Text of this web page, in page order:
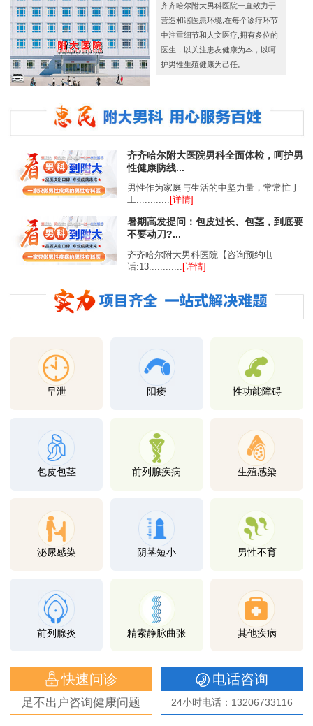
齐齐哈尔附大男科医院一直致力于
营造和谐医患环境,在每个诊疗环节
中注重细节和人文医疗,拥有多位的
医生，以关注患友健康为本，以呵
护男性生殖健康为己任。
齐齐哈尔附大医院男科全面体检，呵护男
性健康防线...
男性作为家庭与生活的中坚力量，常常忙于
工............ [详情]
暑期高发提问：包皮过长、包茎，到底要
不要动刀?...
齐齐哈尔附大男科医院【咨询预约电
话:13............
[详情]
早泄 阳痿 性功能障碍
包皮包茎 前列腺疾病 生殖感染
泌尿感染 阴茎短小 男性不育
前列腺炎 精索静脉曲张 其他疾病
快速问诊
足不出户咨询健康问题
电话咨询
24小时电话：13206733116